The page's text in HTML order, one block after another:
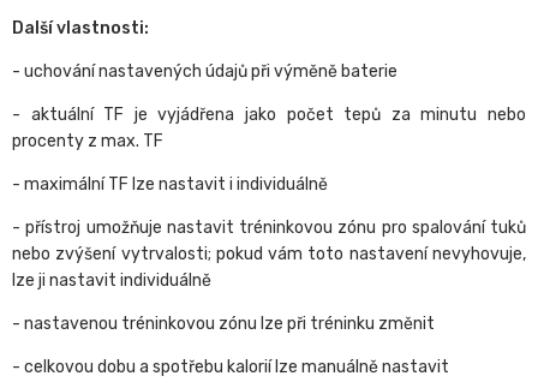
Další vlastnosti:
- uchování nastavených údajů při výměně baterie
- aktuální TF je vyjádřena jako počet tepů za minutu nebo
procenty z max. TF
- maximální TF lze nastavit i individuálně
- přístroj umožňuje nastavit tréninkovou zónu pro spalování tuků
nebo zvýšení vytrvalosti; pokud vám toto nastavení nevyhovuje,
lze ji nastavit individuálně
- nastavenou tréninkovou zónu lze při tréninku změnit
- celkovou dobu a spotřebu kalorií lze manuálně nastavit